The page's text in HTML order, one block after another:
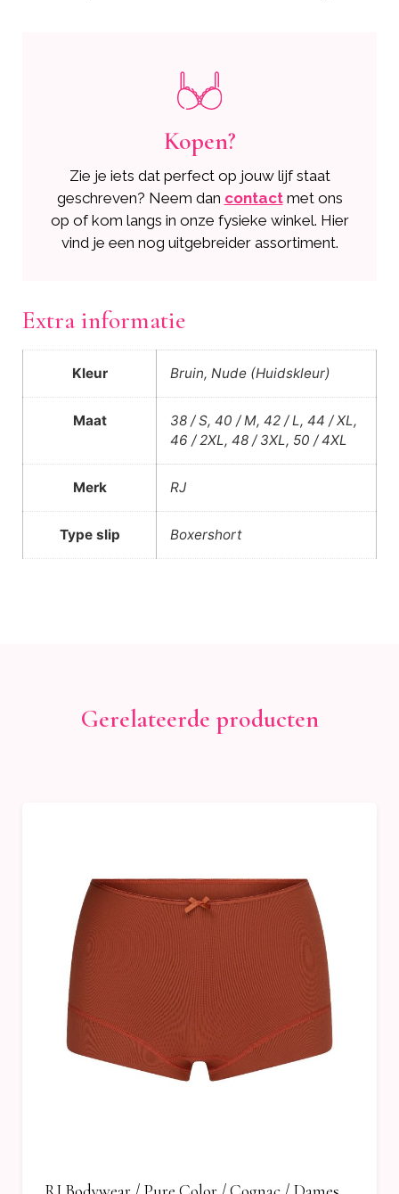
Kopen?
Zie je iets dat perfect op jouw lijf staat
geschreven? Neem dan contact met ons
op of kom langs in onze fysieke winkel. Hier
vind je een nog uitgebreider assortiment.
Extra informatie
Kleur Bruin, Nude (Huidskleur)
Maat
38 / S, 40 / M, 42 / L, 44 / XL,
46 / 2XL, 48 / 3XL, 50 / 4XL
Merk RJ
Type slip Boxershort
Gerelateerde producten